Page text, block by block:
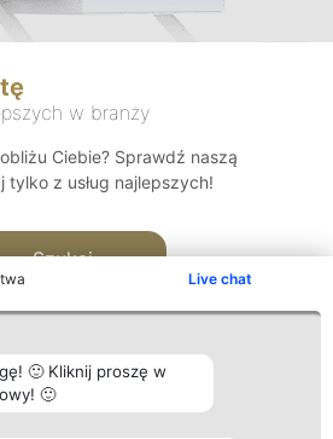
Live chat
🙂 Kliknij proszę w
🙂
w branży
Ciebie? Sprawdź naszą
z usług najlepszych!
Szukaj